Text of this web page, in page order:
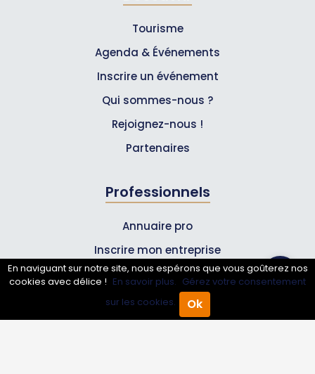
Annuaire Pro Agenda
Tourisme
Agenda & Événements
Inscrire un événement
Qui sommes-nous ?
Rejoignez-nous !
Partenaires
Professionnels
Annuaire pro
Inscrire mon entreprise
Les Abonnements Pros
Infos
En naviguant sur notre site, nous espérons que vous goûterez nos
cookies avec délice ! En savoir plus. Gérez votre consentement
sur les cookies.
Ok